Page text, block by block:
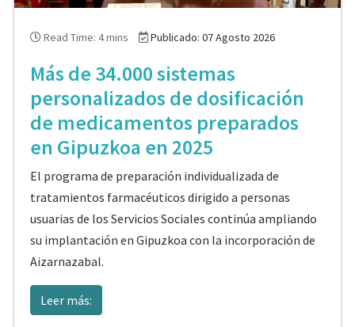
Read Time: 4 mins Publicado: 07 Agosto 2026
Más de 34.000 sistemas
personalizados de dosificación
de medicamentos preparados
en Gipuzkoa en 2025
El programa de preparación individualizada de
tratamientos farmacéuticos dirigido a personas
usuarias de los Servicios Sociales continúa ampliando
su implantación en Gipuzkoa con la incorporación de
Aizarnazabal.
Leer más: